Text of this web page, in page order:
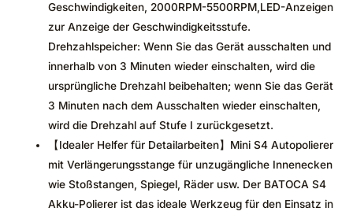
Geschwindigkeiten, 2000RPM-5500RPM,LED-Anzeigen
zur Anzeige der Geschwindigkeitsstufe.
Drehzahlspeicher: Wenn Sie das Gerät ausschalten und
innerhalb von 3 Minuten wieder einschalten, wird die
ursprüngliche Drehzahl beibehalten; wenn Sie das Gerät
3 Minuten nach dem Ausschalten wieder einschalten,
wird die Drehzahl auf Stufe I zurückgesetzt.
【Idealer Helfer für Detailarbeiten】Mini S4 Autopolierer
mit Verlängerungsstange für unzugängliche Innenecken
wie Stoßstangen, Spiegel, Räder usw. Der BATOCA S4
Akku-Polierer ist das ideale Werkzeug für den Einsatz in